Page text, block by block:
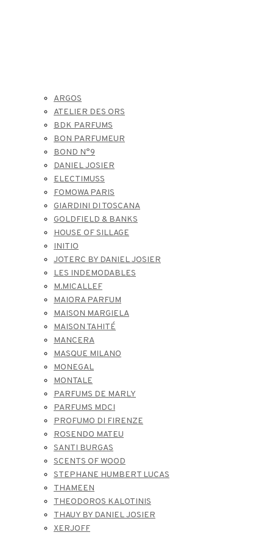
ARGOS
ATELIER DES ORS
BDK PARFUMS
BON PARFUMEUR
BOND N°9
DANIEL JOSIER
ELECTIMUSS
FOMOWA PARIS
GIARDINI DI TOSCANA
GOLDFIELD & BANKS
HOUSE OF SILLAGE
INITIO
JOTERC BY DANIEL JOSIER
LES INDEMODABLES
M.MICALLEF
MAIORA PARFUM
MAISON MARGIELA
MAISON TAHITÉ
MANCERA
MASQUE MILANO
MONEGAL
MONTALE
PARFUMS DE MARLY
PARFUMS MDCI
PROFUMO DI FIRENZE
ROSENDO MATEU
SANTI BURGAS
SCENTS OF WOOD
STEPHANE HUMBERT LUCAS
THAMEEN
THEODOROS KALOTINIS
THAUY BY DANIEL JOSIER
XERJOFF